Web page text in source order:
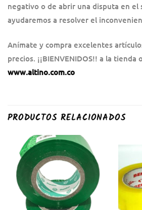
negativo o de abrir una disputa en el
ayudaremos a resolver el
Anímate y compra excelentes
precios. ¡¡BIENVENIDOS!! a la tienda
www.altino.com.co
PRODUCTOS RELACIONADOS